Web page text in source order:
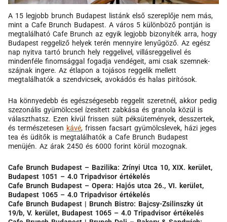
A 15 legjobb brunch Budapest listánk első szereplője nem más,
mint a Cafe Brunch Budapest. A város 5 különböző pontján is
megtalálható Cafe Brunch az egyik legjobb bizonyíték arra, hogy
Budapest reggeliző helyek terén mennyire lenyűgöző. Az egész
nap nyitva tartó brunch hely reggelivel, villásreggelivel és
mindenféle finomsággal fogadja vendégeit, ami csak szemnek-
szájnak ingere. Az étlapon a tojásos reggelik mellett
megtalálhatók a szendvicsek, avokádós és halas pirítósok.
Ha könnyedebb és egészségesebb reggelit szeretnél, akkor pedig
szezonális gyümölccsel ízesített zabkása és granola közül is
választhatsz. Ezen kívül frissen sült péksütemények, desszertek,
és természetesen kávé, frissen facsart gyümölcslevek, házi jeges
tea és üdítők is megtalálhatók a Cafe Brunch Budapest
menüjén. Az árak 2450 és 6000 forint körül mozognak.
Cafe Brunch Budapest – Bazilika: Zrínyi Utca 10, XIX. kerület,
Budapest 1051 – 4.0 Tripadvisor értékelés
Cafe Brunch Budapest – Opera: Hajós utca 26., VI. kerület,
Budapest 1065 – 4.0 Tripadvisor értékelés
Cafe Brunch Budapest | Brunch Bistro: Bajcsy-Zsilinszky út
19/b, V. kerület, Budapest 1065 – 4.0 Tripadvisor értékelés